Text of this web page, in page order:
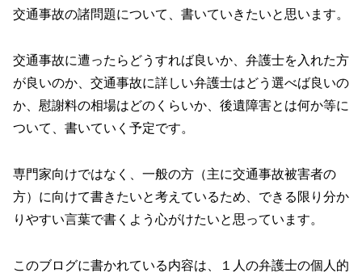
交通事故の諸問題について、書いていきたいと思います。
交通事故に遭ったらどうすれば良いか、弁護士を入れた方
が良いのか、交通事故に詳しい弁護士はどう選べば良いの
か、慰謝料の相場はどのくらいか、後遺障害とは何か等に
ついて、書いていく予定です。
専門家向けではなく、一般の方（主に交通事故被害者の
方）に向けて書きたいと考えているため、できる限り分か
りやすい言葉で書くよう心がけたいと思っています。
このブログに書かれている内容は、１人の弁護士の個人的